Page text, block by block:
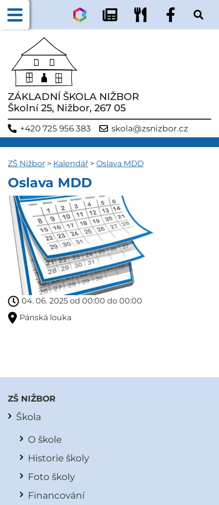
ZÁKLADNÍ ŠKOLA NIŽBOR
Školní 25, Nižbor, 267 05
+420 725 956 383 skola@zsnizbor.cz
ZŠ Nižbor > Kalendář > Oslava MDD
Oslava MDD
04. 06. 2025 od 00:00 do 00:00
Pánská louka
ZŠ NIŽBOR
Škola
O škole
Historie školy
Foto školy
Financování